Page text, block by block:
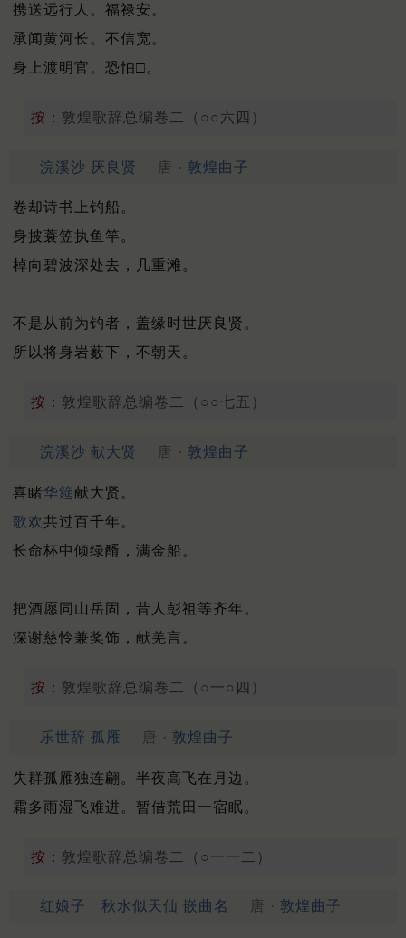
携送远行人。福禄安。
承闻黄河长。不信宽。
身上渡明官。恐怕□。
按： 敦煌歌辞总编卷二（○○六四）
浣溪沙 厌良贤 唐 · 敦煌曲子
卷却诗书上钓船。
身披蓑笠执鱼竿。
棹向碧波深处去，几重滩。
不是从前为钓者，盖缘时世厌良贤。
所以将身岩薮下，不朝天。
按： 敦煌歌辞总编卷二（○○七五）
浣溪沙 献大贤 唐 · 敦煌曲子
喜睹华筵献大贤。
歌欢共过百千年。
长命杯中倾绿醑，满金船。
把酒愿同山岳固，昔人彭祖等齐年。
深谢慈怜兼奖饰，献羌言。
按： 敦煌歌辞总编卷二（○一○四）
乐世辞 孤雁 唐 · 敦煌曲子
失群孤雁独连翩。半夜高飞在月边。
霜多雨湿飞难进。暂借荒田一宿眠。
按： 敦煌歌辞总编卷二（○一一二）
红娘子 秋水似天仙 嵌曲名 唐 · 敦煌曲子